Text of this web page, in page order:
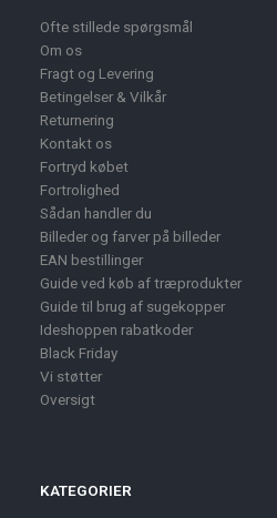
Ofte stillede spørgsmål
Om os
Fragt og Levering
Betingelser & Vilkår
Returnering
Kontakt os
Fortryd købet
Fortrolighed
Sådan handler du
Billeder og farver på billeder
EAN bestillinger
Guide ved køb af træprodukter
Guide til brug af sugekopper
Ideshoppen rabatkoder
Black Friday
Vi støtter
Oversigt
KATEGORIER